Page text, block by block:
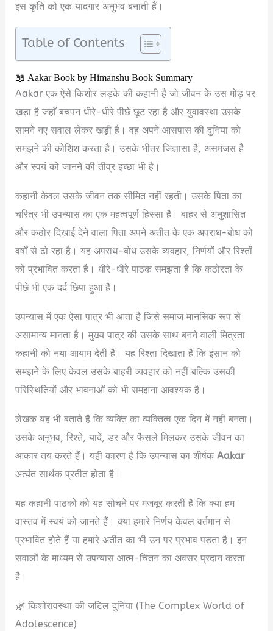
इस कृति को एक यादगार अनुभव बनाती हैं।
Table of Contents
📖 Aakar Book by Himanshu Book Summary
Aakar एक ऐसे किशोर लड़के की कहानी है जो जीवन के उस मोड़ पर
खड़ा है जहाँ बचपन धीरे-धीरे पीछे छूट रहा है और युवावस्था उसके
सामने नए सवाल लेकर खड़ी है। वह अपने आसपास की दुनिया को
समझने की कोशिश करता है। उसके भीतर जिज्ञासा है, असमंजस है
और स्वयं को जानने की तीव्र इच्छा भी है।
कहानी केवल उसके जीवन तक सीमित नहीं रहती। उसके पिता का
चरित्र भी उपन्यास का एक महत्वपूर्ण हिस्सा है। बाहर से अनुशासित
और कठोर दिखाई देने वाला पिता अपने अतीत के एक अपराध-बोध को
वर्षों से ढो रहा है। यह अपराध-बोध उसके व्यवहार, निर्णयों और रिश्तों
को प्रभावित करता है। धीरे-धीरे पाठक समझता है कि कठोरता के
पीछे भी एक दर्द छिपा हुआ है।
उपन्यास में एक ऐसा पात्र भी आता है जिसे समाज मानसिक रूप से
असामान्य मानता है। मुख्य पात्र की उसके साथ बनने वाली मित्रता
कहानी को नया आयाम देती है। यह रिश्ता दिखाता है कि इंसान को
समझने के लिए केवल उसके बाहरी व्यवहार को नहीं बल्कि उसकी
परिस्थितियों और भावनाओं को भी समझना आवश्यक है।
लेखक यह भी बताते हैं कि व्यक्ति का व्यक्तित्व एक दिन में नहीं बनता।
उसके अनुभव, रिश्ते, यादें, डर और फैसले मिलकर उसके जीवन का
आकार तय करते हैं। यही कारण है कि उपन्यास का शीर्षकAakar
अत्यंत सार्थक प्रतीत होता है।
यह कहानी पाठकों को यह सोचने पर मजबूर करती है कि क्या हम
वास्तव में स्वयं को जानते हैं। क्या हमारे निर्णय केवल वर्तमान से
प्रभावित होते हैं या हमारे अतीत का भी उन पर प्रभाव पड़ता है। इन
सवालों के माध्यम से उपन्यास आत्म-चिंतन का अवसर प्रदान करता
है।
🌿 किशोरावस्था की जटिल दुनिया (The Complex World of
Adolescence)